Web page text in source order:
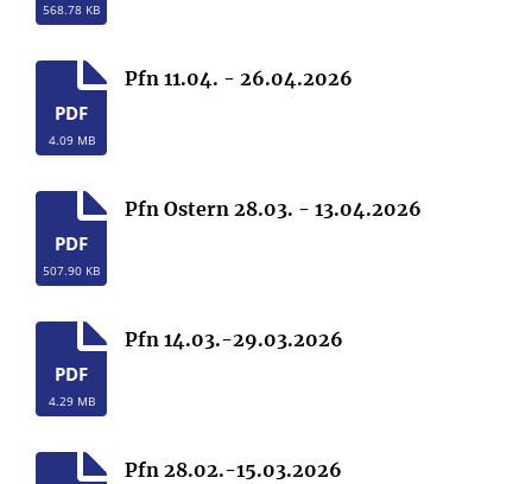
568.78 KB
PDF
4.09 MB
Pfn 11.04. - 26.04.2026
PDF
507.90 KB
Pfn Ostern 28.03. - 13.04.2026
PDF
4.29 MB
Pfn 14.03.-29.03.2026
Pfn 28.02.-15.03.2026